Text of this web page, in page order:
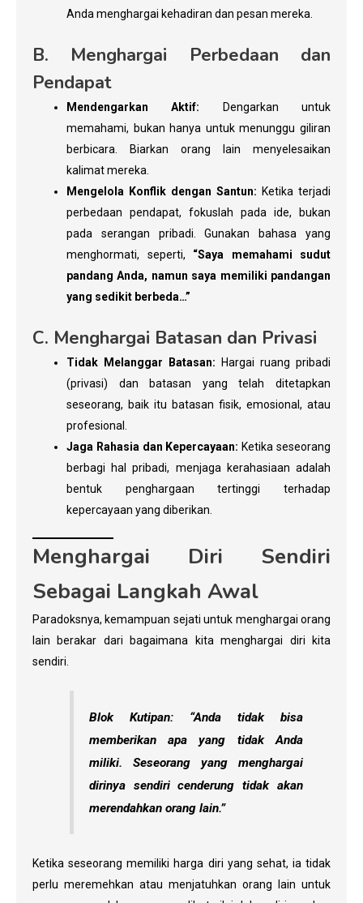
Anda menghargai kehadiran dan pesan mereka.
B. Menghargai Perbedaan dan
Pendapat
Mendengarkan Aktif: Dengarkan untuk
memahami, bukan hanya untuk menunggu giliran
berbicara. Biarkan orang lain menyelesaikan
kalimat mereka.
Mengelola Konflik dengan Santun: Ketika terjadi
perbedaan pendapat, fokuslah pada ide, bukan
pada serangan pribadi. Gunakan bahasa yang
menghormati, seperti, “Saya memahami sudut
pandang Anda, namun saya memiliki pandangan
yang sedikit berbeda…”
C. Menghargai Batasan dan Privasi
Tidak Melanggar Batasan: Hargai ruang pribadi
(privasi) dan batasan yang telah ditetapkan
seseorang, baik itu batasan fisik, emosional, atau
profesional.
Jaga Rahasia dan Kepercayaan: Ketika seseorang
berbagi hal pribadi, menjaga kerahasiaan adalah
bentuk penghargaan tertinggi terhadap
kepercayaan yang diberikan.
Menghargai Diri Sendiri
Sebagai Langkah Awal
Paradoksnya, kemampuan sejati untuk menghargai orang
lain berakar dari bagaimana kita menghargai diri kita
sendiri.
Blok Kutipan: “Anda tidak bisa
memberikan apa yang tidak Anda
miliki. Seseorang yang menghargai
dirinya sendiri cenderung tidak akan
merendahkan orang lain.”
Ketika seseorang memiliki harga diri yang sehat, ia tidak
perlu meremehkan atau menjatuhkan orang lain untuk